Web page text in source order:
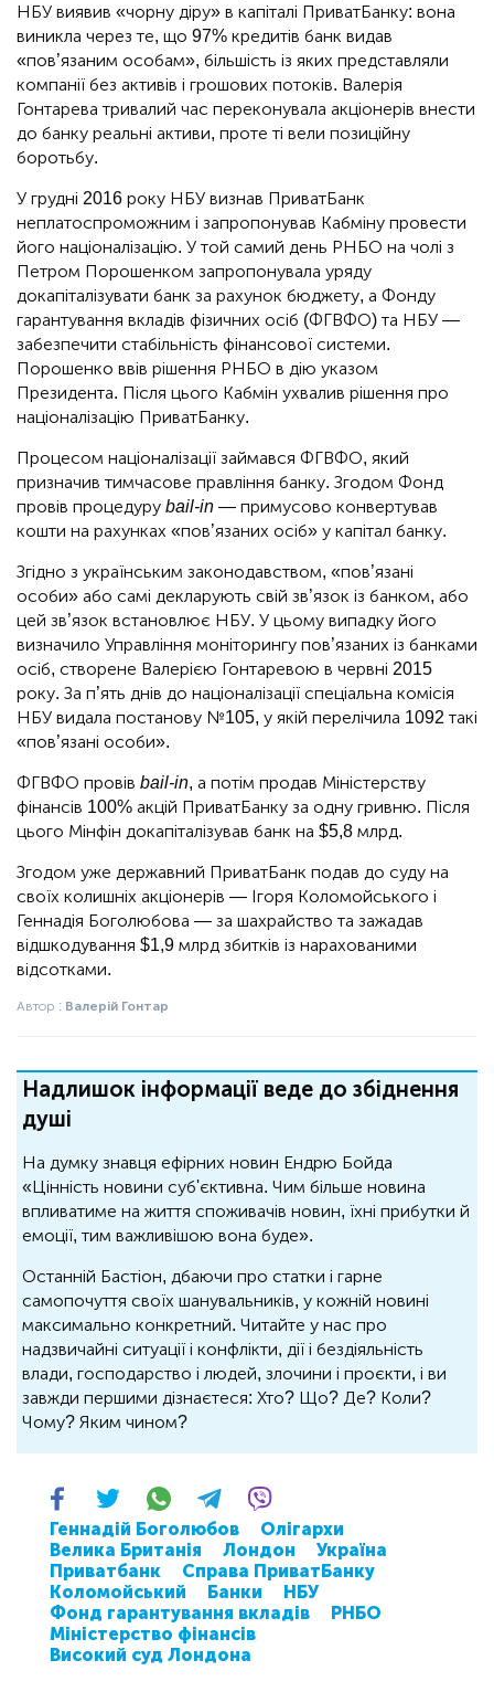
НБУ виявив «чорну діру» в капіталі ПриватБанку: вона
виникла через те, що 97% кредитів банк видав
«пов’язаним особам», більшість із яких представляли
компанії без активів і грошових потоків. Валерія
Гонтарева тривалий час переконувала акціонерів внести
до банку реальні активи, проте ті вели позиційну
боротьбу.
У грудні 2016 року НБУ визнав ПриватБанк
неплатоспроможним і запропонував Кабміну провести
його націоналізацію. У той самий день РНБО на чолі з
Петром Порошенком запропонувала уряду
докапіталізувати банк за рахунок бюджету, а Фонду
гарантування вкладів фізичних осіб (ФГВФО) та НБУ —
забезпечити стабільність фінансової системи.
Порошенко ввів рішення РНБО в дію указом
Президента. Після цього Кабмін ухвалив рішення про
націоналізацію ПриватБанку.
Процесом націоналізації займався ФГВФО, який
призначив тимчасове правління банку. Згодом Фонд
провів процедуру bail-in — примусово конвертував
кошти на рахунках «пов’язаних осіб» у капітал банку.
Згідно з українським законодавством, «пов’язані
особи» або самі декларують свій зв’язок із банком, або
цей зв’язок встановлює НБУ. У цьому випадку його
визначило Управління моніторингу пов’язаних із банками
осіб, створене Валерією Гонтаревою в червні 2015
року. За п’ять днів до націоналізації спеціальна комісія
НБУ видала постанову №105, у якій перелічила 1092 такі
«пов’язані особи».
ФГВФО провів bail-in, а потім продав Міністерству
фінансів 100% акцій ПриватБанку за одну гривню. Після
цього Мінфін докапіталізував банк на $5,8 млрд.
Згодом уже державний ПриватБанк подав до суду на
своїх колишніх акціонерів — Ігоря Коломойського і
Геннадія Боголюбова — за шахрайство та зажадав
відшкодування $1,9 млрд збитків із нарахованими
відсотками.
Автор : Валерій Гонтар
Надлишок інформації веде до збіднення
душі
На думку знавця ефірних новин Ендрю Бойда
«Цінність новини суб'єктивна. Чим більше новина
впливатиме на життя споживачів новин, їхні прибутки й
емоції, тим важливішою вона буде».
Останній Бастіон, дбаючи про статки і гарне
самопочуття своїх шанувальників, у кожній новині
максимально конкретний. Читайте у нас про
надзвичайні ситуації і конфлікти, дії і бездіяльність
влади, господарство і людей, злочини і проєкти, і ви
завжди першими дізнаєтеся: Хто? Що? Де? Коли?
Чому? Яким чином?
Геннадій Боголюбов
Олігархи
Велика Британія
Лондон
Україна
Приватбанк
Справа ПриватБанку
Коломойський
Банки
НБУ
Фонд гарантування вкладів
РНБО
Міністерство фінансів
Високий суд Лондона